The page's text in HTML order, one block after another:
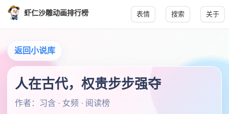
虾仁沙雕动画排行榜 表情 搜索 关于
返回小说库
人在古代，权贵步步强夺
作者：习含 · 女频 · 阅读榜